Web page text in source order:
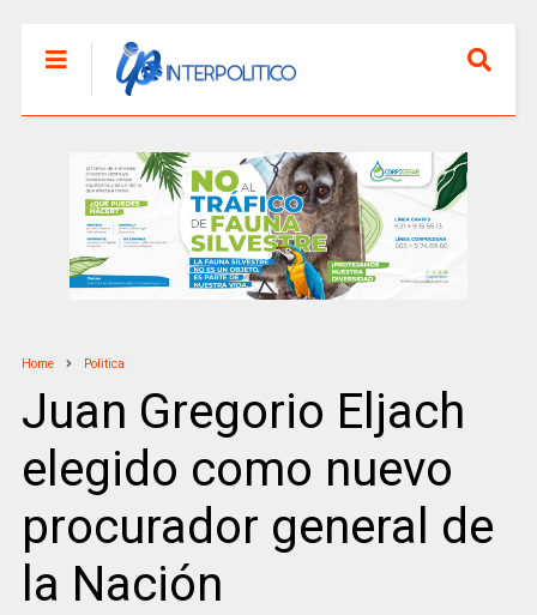
Home Politica
Juan Gregorio Eljach
elegido como nuevo
procurador general de
la Nación